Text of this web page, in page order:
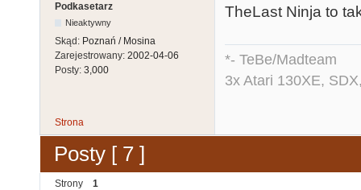
Podkasetarz
Nieaktywny
Skąd: Poznań / Mosina
Zarejestrowany: 2002-04-06
Posty: 3,000
TheLast Ninja to
*- TeBe/Madteam
3x Atari 130XE,
Strona
Posty [ 7 ]
Strony 1